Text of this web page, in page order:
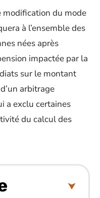
modification du mode
à l’ensemble des
nées après
impactée par la
sur le montant
arbitrage
a exclu certaines
du calcul des